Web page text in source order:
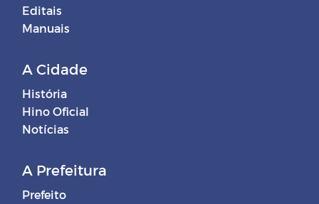
Editais
Manuais
A Cidade
História
Hino Oficial
Notícias
A Prefeitura
Prefeito